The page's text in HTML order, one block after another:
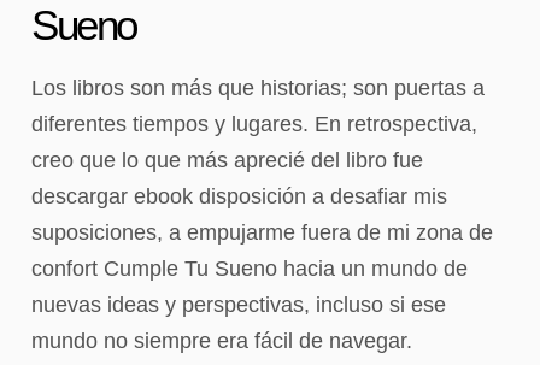
Sueno
Los libros son más que historias; son puertas a
diferentes tiempos y lugares. En retrospectiva,
creo que lo que más aprecié del libro fue
descargar ebook disposición a desafiar mis
suposiciones, a empujarme fuera de mi zona de
confort Cumple Tu Sueno hacia un mundo de
nuevas ideas y perspectivas, incluso si ese
mundo no siempre era fácil de navegar.